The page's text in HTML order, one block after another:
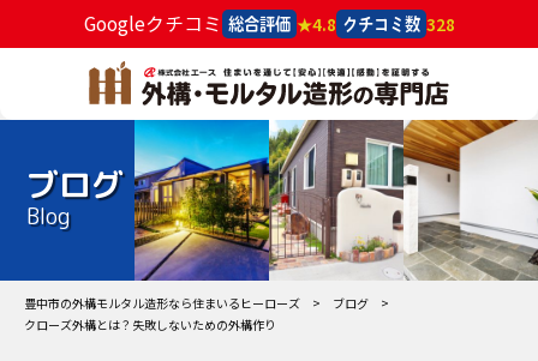
Googleクチコミ 総合評価 ★4.8 クチコミ数 328
ブログ
Blog
豊中市の外構モルタル造形なら住まいるヒーローズ
ブログ
クローズ外構とは？失敗しないための外構作り